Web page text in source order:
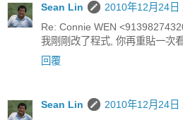
Sean Lin
2010年12月24日
Re: Connie WEN
我剛剛改了程式, 你再重貼一次
回覆
Sean Lin
2010年12月24日